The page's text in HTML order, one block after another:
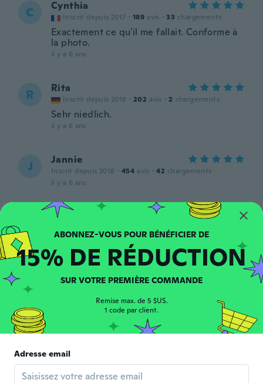
C Cynthia
Inscrit depuis 2017 · 189 avis · 33 chargements
Exactement ce qu'il me fallait. Conforme à
la photo.
il y a 6 ans
R Rita
Inscrit depuis 2018 · 202 avis · 2 chargements
Sehr niedlich.
il y a 6 ans
J Jannie
Inscrit depuis 2018 · 454 avis · 42 chargements
il y a 6 ans
香
58 chargements
思ってたより大きいサイズでした。
il y a 6 ans
R ROSA
Inscrit depuis 2018 · 83 avis
K Inscrit depuis 2017
They're not too small, just a tiny bit smaller
15% DE RÉDUCTION
SUR VOTRE PREMIÈRE COMMANDE
Remise max. de 5 $US.
1 code par client.
Adresse email